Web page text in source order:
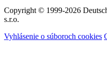
Copyright © 1999-2026
s.r.o.
Vyhlásenie o súboroch cookies